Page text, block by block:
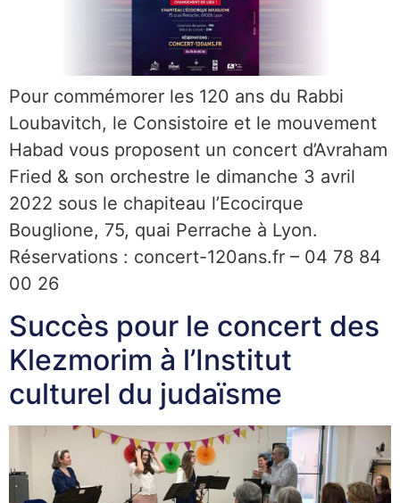
Pour commémorer les 120 ans du Rabbi
Loubavitch, le Consistoire et le mouvement
Habad vous proposent un concert d’Avraham
Fried & son orchestre le dimanche 3 avril
2022 sous le chapiteau l’Ecocirque
Bouglione, 75, quai Perrache à Lyon.
Réservations : concert-120ans.fr – 04 78 84
00 26
Succès pour le concert des
Klezmorim à l’Institut
culturel du judaïsme